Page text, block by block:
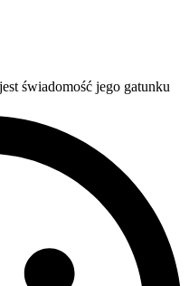
świadomość jego gatunku